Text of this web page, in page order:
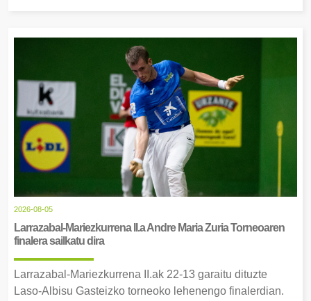
2026-08-05
Larrazabal-Mariezkurrena II.a Andre Maria Zuria Torneoaren
finalera sailkatu dira
Larrazabal-Mariezkurrena II.ak 22-13 garaitu dituzte
Laso-Albisu Gasteizko torneoko lehenengo finalerdian.